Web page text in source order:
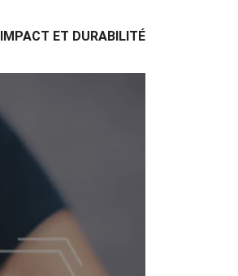
IMPACT ET DURABILITÉ